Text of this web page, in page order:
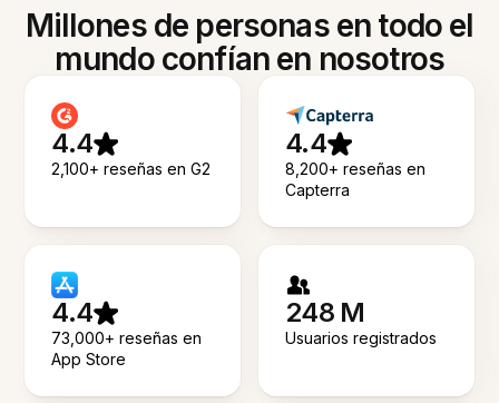
Millones de personas en todo el
mundo confían en nosotros
4.4
2,100+ reseñas en G2
4.4
8,200+ reseñas en
Capterra
4.4
73,000+ reseñas en
App Store
248 M
Usuarios registrados